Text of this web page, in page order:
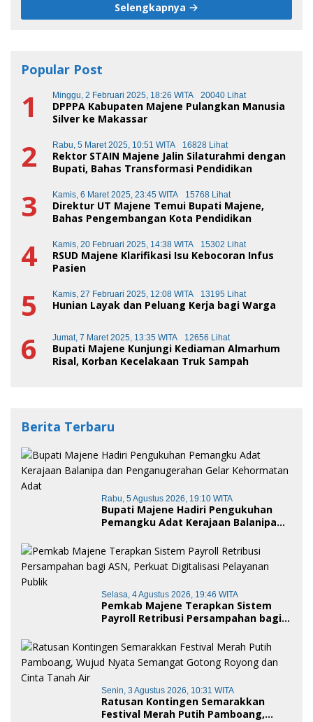
Selengkapnya
Popular Post
1 Minggu, 2 Februari 2025, 18:26 WITA 20040 Lihat
DPPPA Kabupaten Majene Pulangkan Manusia
Silver ke Makassar
2 Rabu, 5 Maret 2025, 10:51 WITA 16828 Lihat
Rektor STAIN Majene Jalin Silaturahmi dengan
Bupati, Bahas Transformasi Pendidikan
3 Kamis, 6 Maret 2025, 23:45 WITA 15768 Lihat
Direktur UT Majene Temui Bupati Majene,
Bahas Pengembangan Kota Pendidikan
4 Kamis, 20 Februari 2025, 14:38 WITA 15302 Lihat
RSUD Majene Klarifikasi Isu Kebocoran Infus
Pasien
5 Kamis, 27 Februari 2025, 12:08 WITA 13195 Lihat
Hunian Layak dan Peluang Kerja bagi Warga
6 Jumat, 7 Maret 2025, 13:35 WITA 12656 Lihat
Bupati Majene Kunjungi Kediaman Almarhum
Risal, Korban Kecelakaan Truk Sampah
Berita Terbaru
Rabu, 5 Agustus 2026, 19:10 WITA
Bupati Majene Hadiri Pengukuhan
Pemangku Adat Kerajaan Balanipa
Kehormatan Adat
Selasa, 4 Agustus 2026, 19:46 WITA
Pemkab Majene Terapkan Sistem
Payroll Retribusi Persampahan bagi
Publik
Senin, 3 Agustus 2026, 10:31 WITA
Ratusan Kontingen Semarakkan
Festival Merah Putih Pamboang,